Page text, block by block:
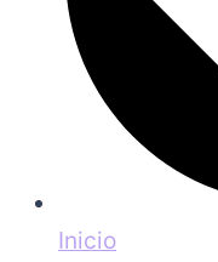
Inicio